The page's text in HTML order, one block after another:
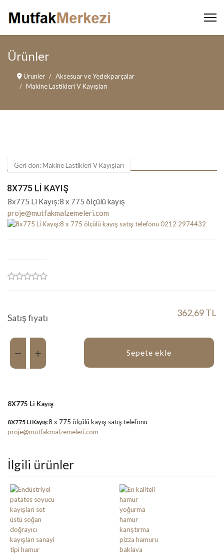
Ürünler
Ürünler
Aksesuar ve Yedekparçalar
Makine Lastikleri V Kayışları
Geri dön: Makine Lastikleri V Kayışları
8X775 LI KAYIŞ
8x775 Li Kayış:8 x 775 ölçülü kayış
proje@mutfakmalzemeleri.com
Satış fiyatı 362,69 TL
Miktar:
Sepete ekle
8X775 Li Kayış
8X775 Li Kayış:8 x 775 ölçülü kayış satış telefonu
proje@mutfakmalzemeleri.com
İlgili ürünler